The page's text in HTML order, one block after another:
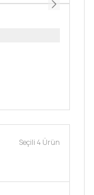
Seçili 4 Ürün